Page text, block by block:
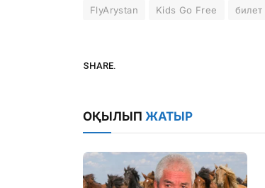
FlyArystan Kids Go Free билет
SHARE.
ОҚЫЛЫП ЖАТЫР